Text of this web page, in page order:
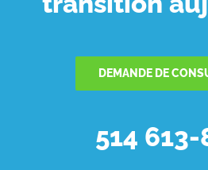
DEMANDE DE
514